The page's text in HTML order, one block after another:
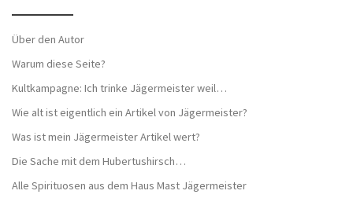
Über den Autor
Warum diese Seite?
Kultkampagne: Ich trinke Jägermeister weil…
Wie alt ist eigentlich ein Artikel von Jägermeister?
Was ist mein Jägermeister Artikel wert?
Die Sache mit dem Hubertushirsch…
Alle Spirituosen aus dem Haus Mast Jägermeister